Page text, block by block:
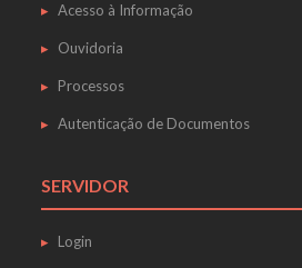
Acesso à Informação
Ouvidoria
Processos
Autenticação de Documentos
SERVIDOR
Login